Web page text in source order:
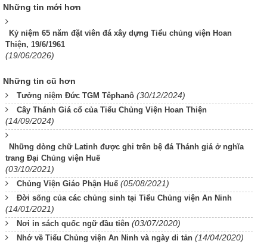
Những tin mới hơn
Kỷ niệm 65 năm đặt viên đá xây dựng Tiểu chủng viện Hoan
Thiện, 19/6/1961
(19/06/2026)
Những tin cũ hơn
Tưởng niệm Đức TGM Têphanô (30/12/2024)
Cây Thánh Giá cổ của Tiểu Chủng Viện Hoan Thiện
(14/09/2024)
Những dòng chữ Latinh được ghi trên bệ đá Thánh giá ở nghĩa
trang Đại Chủng viện Huế
(03/10/2021)
Chủng Viện Giáo Phận Huế (05/08/2021)
Đời sống của các chủng sinh tại Tiểu Chủng viện An Ninh
(14/01/2021)
Nơi in sách quốc ngữ đầu tiên (03/07/2020)
Nhớ về Tiểu Chủng viện An Ninh và ngày di tản (14/04/2020)